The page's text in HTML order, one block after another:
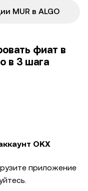
MUR в ALGO
фиат в
в 3 шага
OKX
приложение